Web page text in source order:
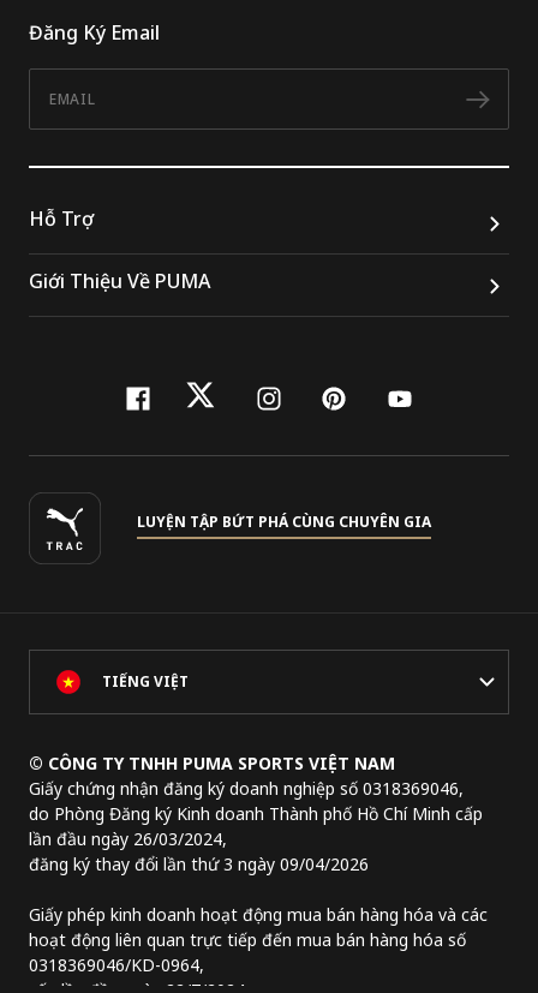
Đăng Ký Email
Hỗ Trợ
Giới Thiệu Về PUMA
facebook
twitterinstagram
pinterest
youtube
LUYỆN TẬP BỨT PHÁ CÙNG CHUYÊN GIA
TIẾNG VIỆT
© CÔNG TY TNHH PUMA SPORTS VIỆT NAM
Giấy chứng nhận đăng ký doanh nghiệp số 0318369046,
do Phòng Đăng ký Kinh doanh Thành phố Hồ Chí Minh cấp
lần đầu ngày 26/03/2024,
đăng ký thay đổi lần thứ 3 ngày 09/04/2026
Giấy phép kinh doanh hoạt động mua bán hàng hóa và các
hoạt động liên quan trực tiếp đến mua bán hàng hóa số
0318369046/KD-0964,